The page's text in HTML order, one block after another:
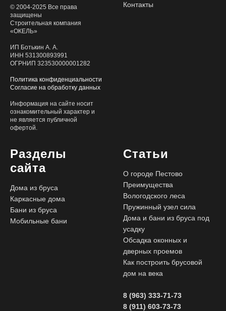
© 2004-2025 Все права
защищены
Строительная компания
«ОКЕЛЬ»
ИП Ботькин А. А.
ИНН 531300893991
ОГРНИП 323530000001282
Политика конфиденциальности
Согласие на обработку данных
Информация на сайте носит
ознакомительный характер и
не является публичной
офертой.
Контакты
Разделы
сайта
Дома из бруса
Каркасные дома
Бани из бруса
Мобильные бани
Статьи
О городе Пестово
Преимущества
Вологодского леса
Пружинный узел сила
Дома и бани из бруса под
усадку
Обсадка оконных и
дверных проемов
Как построить брусовой
дом на века
8 (963) 333-71-73
8 (911) 603-73-73